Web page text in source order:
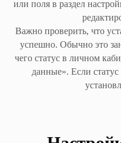
или поля в раздел
Важно проверить, что
успешно. Обычно это
чего статус в личном
данные». Если